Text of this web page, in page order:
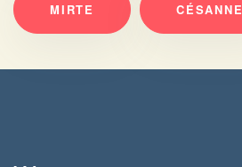
MIRTE CÉSANNE